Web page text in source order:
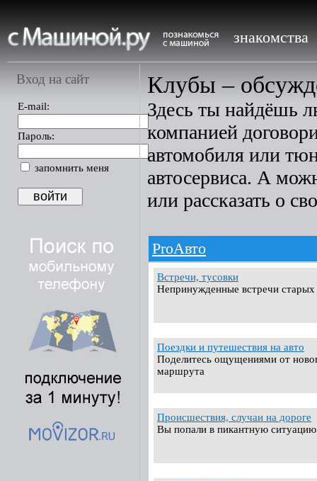
знакомства
Вход на сайт
E-mail:
Пароль:
запомнить меня
Клубы –
Здесь ты найдёшь
компанией
автомобиля или
автосервиса. А
или рассказать о
ProАвто
Встречи, тусовки
Непринужденные встречи
Поездки и путешествия на авто
Поделитесь ощущениями от
маршрута
Происшествия, случаи на дороге
Вы попали в пикантную ситуацию